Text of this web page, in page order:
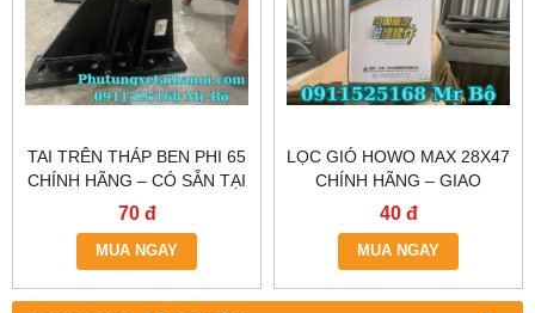
TAI TRÊN THÁP BEN PHI 65
CHÍNH HÃNG – CÓ SẴN TẠI
HÀ NỘI & TP.HCM
70 đ
MUA NGAY
LỌC GIÓ HOWO MAX 28X47
CHÍNH HÃNG – GIAO
NHANH TẠI HÀ NỘI &
TP.HCM
40 đ
MUA NGAY